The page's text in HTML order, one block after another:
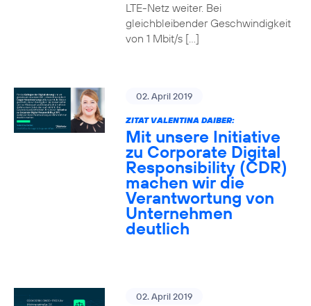
LTE-Netz weiter. Bei
gleichbleibender Geschwindigkeit
von 1 Mbit/s […]
02. April 2019
ZITAT VALENTINA DAIBER:
Mit unsere Initiative
zu Corporate Digital
Responsibility (CDR)
machen wir die
Verantwortung von
Unternehmen
deutlich
02. April 2019